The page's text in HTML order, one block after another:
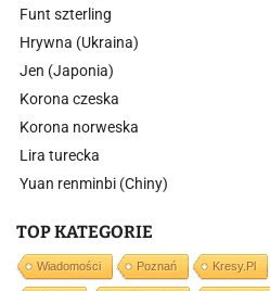
Funt szterling
Hrywna (Ukraina)
Jen (Japonia)
Korona czeska
Korona norweska
Lira turecka
Yuan renminbi (Chiny)
TOP KATEGORIE
Wiadomości Poznań Kresy.pl